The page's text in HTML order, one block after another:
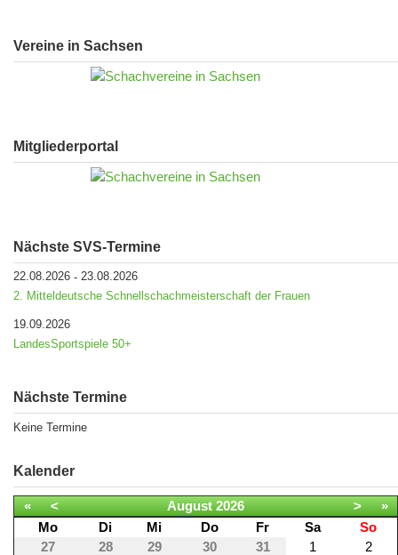
Vereine in Sachsen
Mitgliederportal
Nächste SVS-Termine
22.08.2026 - 23.08.2026
2. Mitteldeutsche Schnellschachmeisterschaft der Frauen
19.09.2026
LandesSportspiele 50+
Nächste Termine
Keine Termine
Kalender
« < August 2026 >
»
Mo
Di Mi Do Fr Sa
So
27
28 29 30 31 1
2